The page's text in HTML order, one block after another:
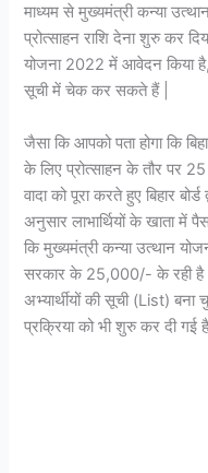
माध्यम से मुख्यमंत्री कन्या
प्रोत्साहन राशि देना शुरु कर
योजना 2022 में आवेदन किया है,
सूची में चेक कर सकते हैं |
जैसा कि आपको पता होगा कि
के लिए प्रोत्साहन के तौर पर
वादा को पूरा करते हुए बिहार
अनुसार लाभार्थियों के खाता में
कि मुख्यमंत्री कन्या उत्थान
सरकार के 25,000/- के रही है |
अभ्यार्थीयों की सूची (List)
प्रक्रिया को भी शुरु कर दी गई है